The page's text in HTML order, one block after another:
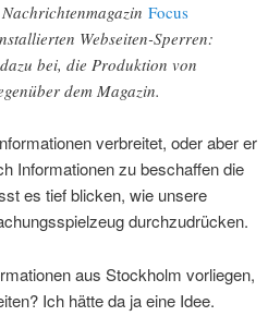
Focus
Webseiten-Sperren:
bei, die Produktion von
dem Magazin.
verbreitet, oder aber er
Informationen zu beschaffen die
es tief blicken, wie unsere
durchzudrücken.
aus Stockholm vorliegen,
Ich hätte da ja eine Idee.